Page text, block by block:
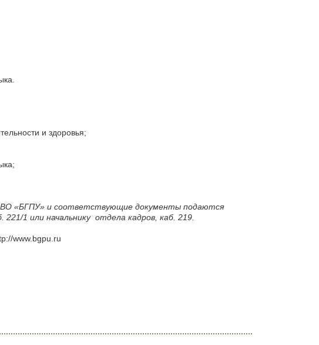
и здоровья;
«БГПУ» и соответствующие документы подаются
1 или начальнику отдела кадров, каб. 219.
www.bgpu.ru